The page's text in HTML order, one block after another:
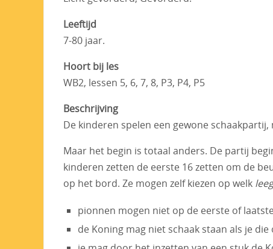
Leeftijd
7-80 jaar.
Hoort bij les
WB2, lessen 5, 6, 7, 8, P3, P4, P5
Beschrijving
De kinderen spelen een gewone
Maar het begin is totaal anders. De partij
kinderen zetten de eerste 16 zetten om de
op het bord. Ze mogen zelf kiezen op welk
pionnen mogen niet op de eerste of
de Koning mag niet schaak staan als je